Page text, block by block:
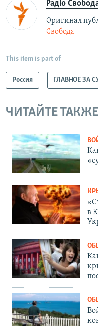
Радіо
Оригинал
Свобода
This item is part of
Россия ГЛАВНОЕ ЗА
ЧИТАЙТЕ
в